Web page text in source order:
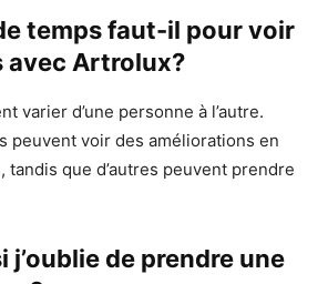
temps faut-il pour voir
avec Artrolux?
varier d’une personne à l’autre.
peuvent voir des améliorations en
tandis que d’autres peuvent prendre
j’oublie de prendre une